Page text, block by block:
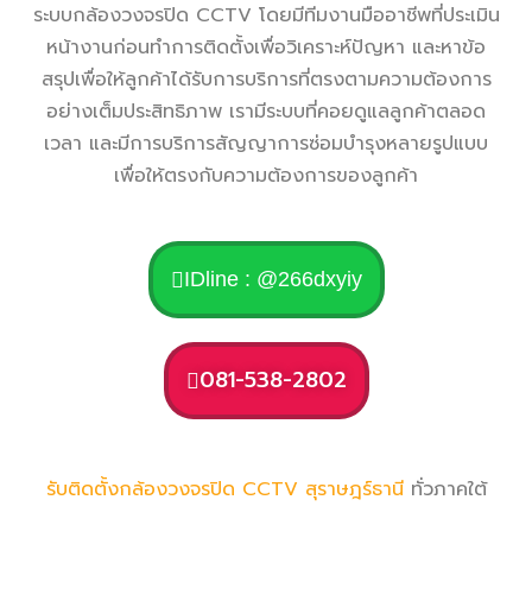
ระบบกล้องวงจรปิด CCTV โดยมีทีมงานมืออาชีพที่ประเมิน
หน้างานก่อนทำการติดตั้งเพื่อวิเคราะห์ปัญหา และหาข้อ
สรุปเพื่อให้ลูกค้าได้รับการบริการที่ตรงตามความต้องการ
อย่างเต็มประสิทธิภาพ เรามีระบบที่คอยดูแลลูกค้าตลอด
เวลา และมีการบริการสัญญาการซ่อมบำรุงหลายรูปแบบ
เพื่อให้ตรงกับความต้องการของลูกค้า
IDline : @266dxyiy
081-538-2802
รับติดตั้งกล้องวงจรปิด CCTV สุราษฎร์ธานีทั่วภาคใต้